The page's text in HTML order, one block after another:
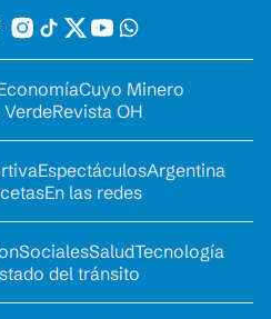
Cuyo Minero
Revista OH
EspectáculosArgentina
En las redes
SocialesSaludTecnología
del tránsito